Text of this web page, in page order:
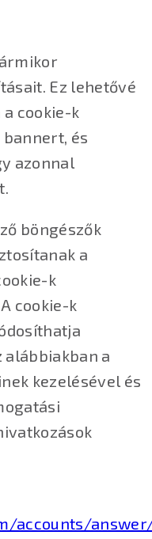
Ez lehetővé
cookie-k
és
azonnal
böngészők
a
k
cookie-k
alábbiakban a
kezelésével és
accounts/